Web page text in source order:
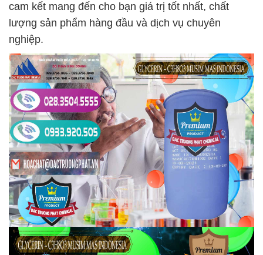
cam kết mang đến cho bạn giá trị tốt nhất, chất
lượng sản phẩm hàng đầu và dịch vụ chuyên
nghiệp.